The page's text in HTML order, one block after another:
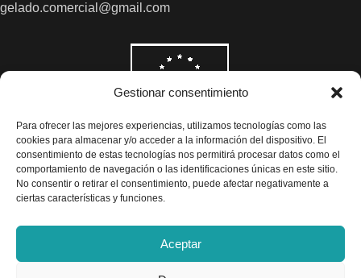
Gestionar consentimiento
Para ofrecer las mejores experiencias, utilizamos tecnologías como las
cookies para almacenar y/o acceder a la información del dispositivo. El
consentimiento de estas tecnologías nos permitirá procesar datos como el
comportamiento de navegación o las identificaciones únicas en este sitio.
No consentir o retirar el consentimiento, puede afectar negativamente a
ciertas características y funciones.
Aceptar
gelado.comercial@gmail.com